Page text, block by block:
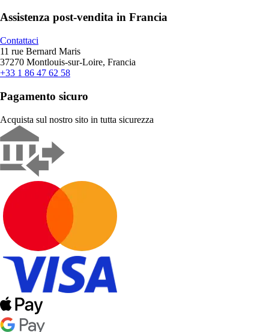
Assistenza post-vendita in Francia
Contattaci
11 rue Bernard Maris
37270 Montlouis-sur-Loire, Francia
+33 1 86 47 62 58
Pagamento sicuro
Acquista sul nostro sito in tutta sicurezza